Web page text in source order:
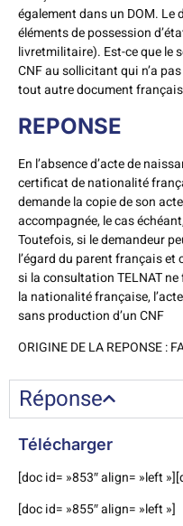
également dans un DOM.
éléments de possession
livretmilitaire). Est-ce que le
CNF au sollicitant qui n’a
tout autre document
REPONSE
En l’absence d’acte de
certificat de nationalité
demande la copie de son
accompagnée, le cas
Toutefois, si le demandeur
l’égard du parent français et
si la consultation TELNAT
la nationalité française,
sans production d’un CNF
ORIGINE DE LA REPONSE :
Réponse
Télécharger
[doc id= »853″ align= »left
[doc id= »855″ align= »left »]